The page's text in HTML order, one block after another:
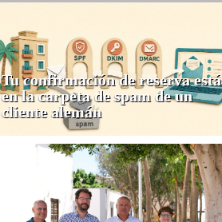
Tu confirmación de reserva está
en la carpeta de spam de un
cliente alemán